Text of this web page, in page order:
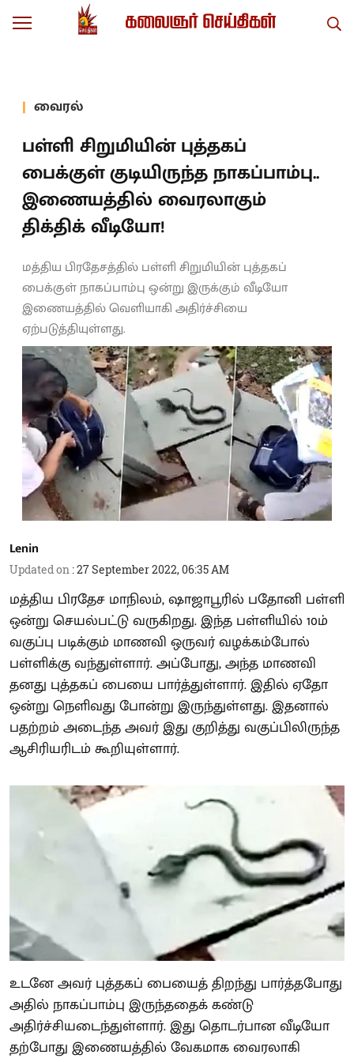
வைரல்
பள்ளி சிறுமியின் புத்தகப்
பைக்குள் குடியிருந்த நாகப்பாம்பு..
இணையத்தில் வைரலாகும்
திக்திக் வீடியோ!
மத்திய பிரதேசத்தில் பள்ளி சிறுமியின் புத்தகப்
பைக்குள் நாகப்பாம்பு ஒன்று இருக்கும் வீடியோ
இணையத்தில் வெளியாகி அதிர்ச்சியை
ஏற்படுத்தியுள்ளது.
Lenin
Updated on :27 September 2022, 06:35 AM
மத்திய பிரதேச மாநிலம், ஷாஜாபூரில் பதோனி பள்ளி
ஒன்று செயல்பட்டு வருகிறது. இந்த பள்ளியில் 10ம்
வகுப்பு படிக்கும் மாணவி ஒருவர் வழக்கம்போல்
பள்ளிக்கு வந்துள்ளார். அப்போது, அந்த மாணவி
தனது புத்தகப் பையை பார்த்துள்ளார். இதில் ஏதோ
ஒன்று நெளிவது போன்று இருந்துள்ளது. இதனால்
பதற்றம் அடைந்த அவர் இது குறித்து வகுப்பிலிருந்த
ஆசிரியரிடம் கூறியுள்ளார்.
உடனே அவர் புத்தகப் பையைத் திறந்து பார்த்தபோது
அதில் நாகப்பாம்பு இருந்ததைக் கண்டு
அதிர்ச்சியடைந்துள்ளார். இது தொடர்பான வீடியோ
தற்போது இணையத்தில் வேகமாக வைரலாகி